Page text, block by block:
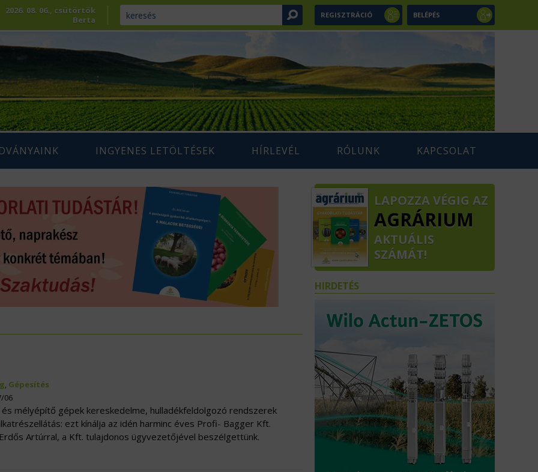
REGISZTRÁCIÓ BELÉPÉS
2026. 08. 06., csütörtök
Berta
SZAKLAP
SZAKKÖNYVEK
INGYENES LETÖLTÉSEK
AGRÁRIUM MAGAZIN ARCHÍVUM
SZAKMAI TANULMÁNYOK
HÍRLEVÉL RÓLUNK KAPCSOLAT
, Gépesítés
06
mélyépítő gépek kereskedelme, hulladékfeldolgozó rendszerek
ezt kínálja az idén harminc éves Profi- Bagger Kft.
Artúrral, a Kft. tulajdonos ügyvezetőjével beszélgettünk.
LAPOZZA VÉGIG AZ
AGRÁRIUM
AKTUÁLIS
SZÁMÁT!
HIRDETÉS